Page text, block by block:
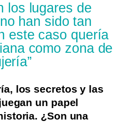
los lugares de
han sido tan
este caso quería
como zona de
los secretos y las
un papel
¿Son una